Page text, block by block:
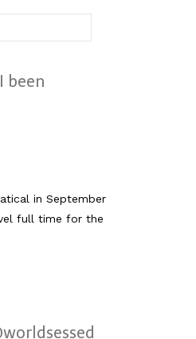
been
in September
full time for the